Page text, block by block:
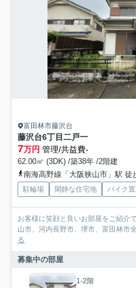
富田林市藤沢台
藤沢台6丁目二戸一
7万円 管理/共益費-
62.00㎡ (3DK) /築38年 /2階建
南海高野線「大阪狭山市」駅 徒
駐輪場 閑静な住宅地 バイク
お客様に笑顔と良いお部屋をご紹介
山市、河内長野市、堺市、富田林市
る
募集中の部屋
1-2階